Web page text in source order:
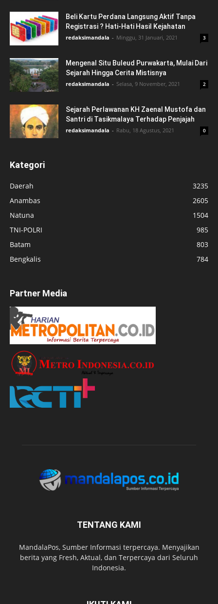
Beli Kartu Perdana Langsung Aktif Tanpa
Registrasi ? Hati-Hati Hasil Kejahatan
redaksimandala - Minggu, 31 Januari, 2021 3
Mengenal Situ Buleud Purwakarta, Mulai Dari
Sejarah Hingga Cerita Mistisnya
redaksimandala - Selasa, 9 November, 2021 2
Sejarah Perlawanan KH Zaenal Mustofa dan
Santri di Tasikmalaya Terhadap Penjajah
redaksimandala - Rabu, 18 Agustus, 2021 0
Kategori
Daerah
3235
Anambas
2605
Natuna
1504
TNI-POLRI
985
Batam
803
Bengkalis
784
Partner Media
TENTANG KAMI
MandalaPos, Sumber Informasi terpercaya. Menyajikan
berita yang Fresh, Aktual, dan Terpercaya dari Seluruh
Indonesia.